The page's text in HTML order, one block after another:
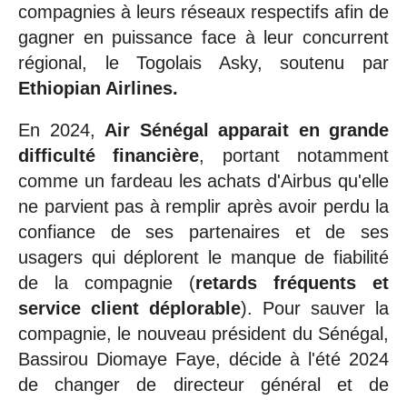
compagnies à leurs réseaux respectifs afin de
gagner en puissance face à leur concurrent
régional, le Togolais Asky, soutenu par
Ethiopian Airlines.
En 2024, Air Sénégal apparait en grande
difficulté financière, portant notamment
comme un fardeau les achats d'Airbus qu'elle
ne parvient pas à remplir après avoir perdu la
confiance de ses partenaires et de ses
usagers qui déplorent le manque de fiabilité
de la compagnie (retards fréquents et
service client déplorable). Pour sauver la
compagnie, le nouveau président du Sénégal,
Bassirou Diomaye Faye, décide à l'été 2024
de changer de directeur général et de